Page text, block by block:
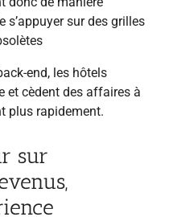
sur des grilles
end, les hôtels
et cèdent des affaires à
plus rapidement.
sur